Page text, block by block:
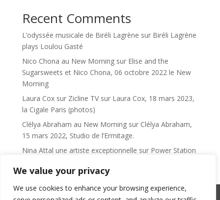
We value your privacy
We use cookies to enhance your browsing experience,
Recent Comments
L’odyssée musicale de Biréli Lagrène sur Biréli Lagrène
plays Loulou Gasté
Nico Chona au New Morningsur Elise and the
Sugarsweets et Nico Chona, 06 octobre 2022 le New
Morning
Laura Cox sur Zicline TVsur Laura Cox, 18 mars 2023,
la Cigale Paris (photos)
Clélya Abraham au New Morningsur Clélya Abraham,
15 mars 2022, Studio de l’Ermitage.
Nina Attal une artiste exceptionnelle sur Power Station